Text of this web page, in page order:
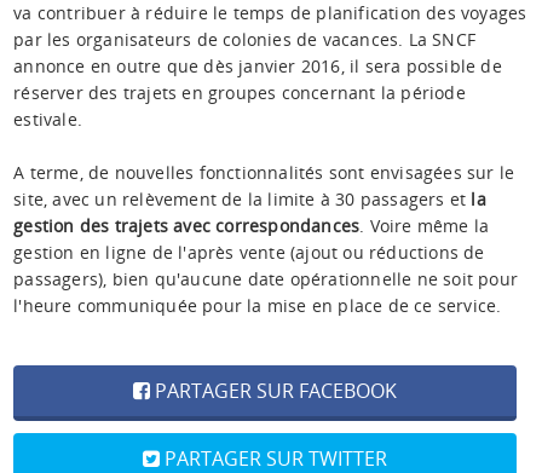
va contribuer à réduire le temps de planification des voyages
par les organisateurs de colonies de vacances. La SNCF
annonce en outre que dès janvier 2016, il sera possible de
réserver des trajets en groupes concernant la période
estivale.
A terme, de nouvelles fonctionnalités sont envisagées sur le
site, avec un relèvement de la limite à 30 passagers et la
gestion des trajets avec correspondances. Voire même la
gestion en ligne de l'après vente (ajout ou réductions de
passagers), bien qu'aucune date opérationnelle ne soit pour
l'heure communiquée pour la mise en place de ce service.
PARTAGER SUR FACEBOOK
PARTAGER SUR TWITTER